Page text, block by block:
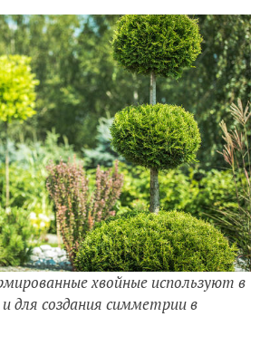
хвойные используют в
для создания симметрии в